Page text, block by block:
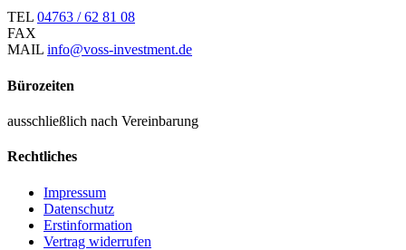
TEL 04763 / 62 81 08
FAX
MAIL info@voss-investment.de
Bürozeiten
ausschließlich nach Vereinbarung
Rechtliches
Impressum
Datenschutz
Erstinformation
Vertrag widerrufen